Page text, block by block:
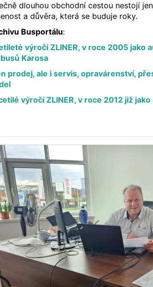
dlouhou obchodní cestou nestojí
a důvěra, která se buduje roky.
Busportálu:
výročí ZLINER, v roce 2005 jako
Karosa
prodej, ale i servis, opravárenství,
výročí ZLINER, v roce 2012 již jako